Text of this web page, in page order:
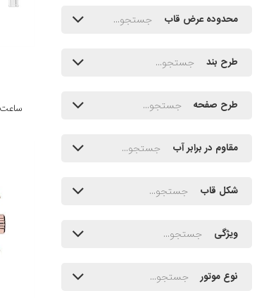
محدوده عرض قاب
طرح بند
طرح صفحه
مقاوم در برابر آب
شکل قاب
ویژگی
نوع موتور